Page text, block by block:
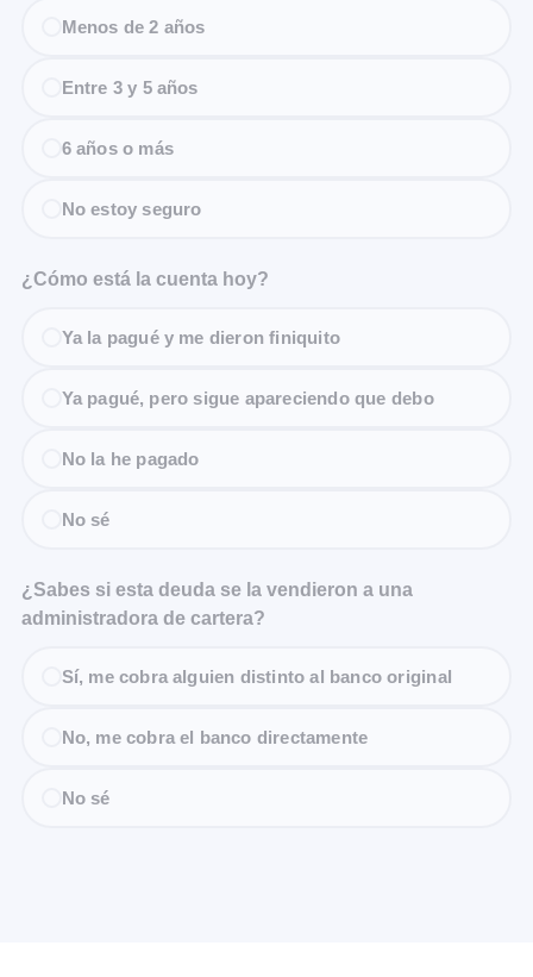
Menos de 2 años
Entre 3 y 5 años
6 años o más
No estoy seguro
¿Cómo está la cuenta hoy?
Ya la pagué y me dieron finiquito
Ya pagué, pero sigue apareciendo que debo
No la he pagado
No sé
¿Sabes si esta deuda se la vendieron a una
administradora de cartera?
Sí, me cobra alguien distinto al banco original
No, me cobra el banco directamente
No sé